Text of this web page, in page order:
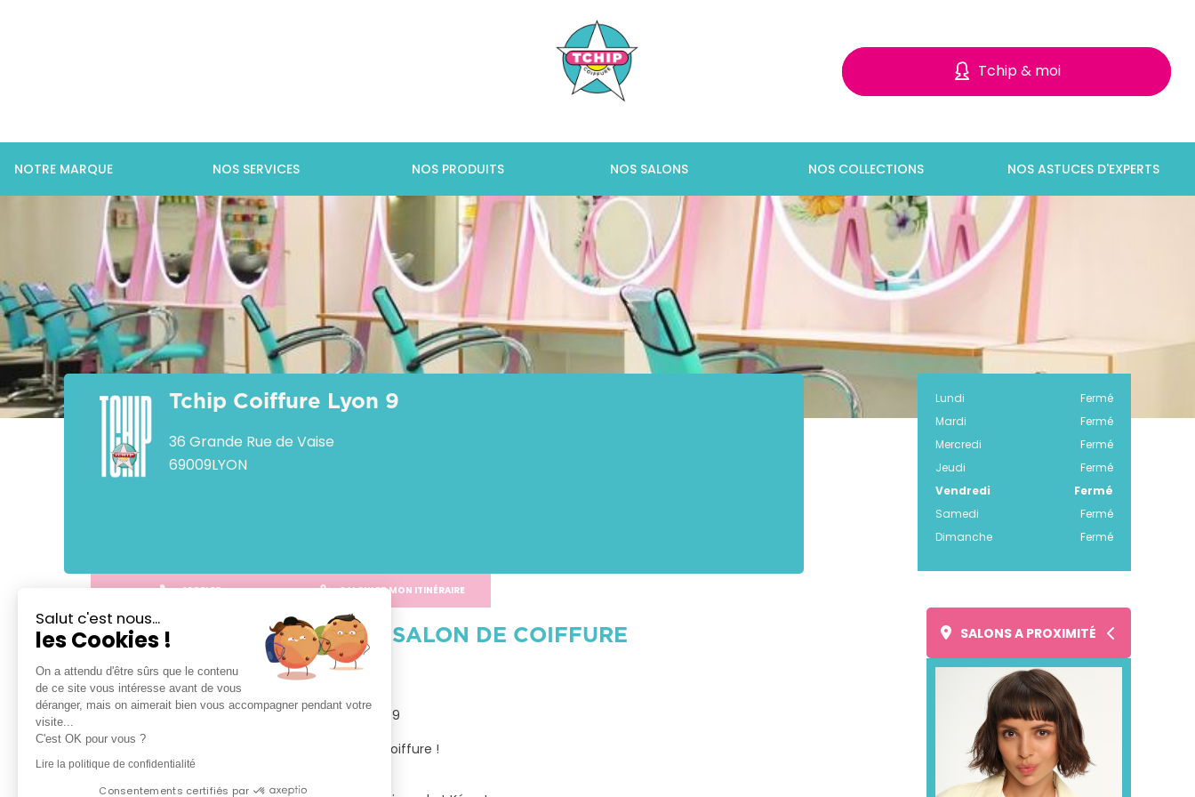
Tchip & moi
NOTRE MARQUE NOS SERVICES NOS PRODUITS NOS SALONS NOS COLLECTIONS NOS ASTUCES D'EXPERTS
Tchip Coiffure Lyon 9
36 Grande Rue de Vaise
69009LYON
APPELER CALCULER MON ITINÉRAIRE
Lundi
Fermé
Mardi
Fermé
Mercredi
Fermé
Jeudi
Fermé
Vendredi
Fermé
Samedi
Fermé
Dimanche
Fermé
VOTRE SALON DE COIFFURE
TCHIP Coiffure Lille Esquermoise
Bienvenue dans votre salon TCHIP Coiffure Lyon 9
Tchip vous propose le plaisir d’un vrai bon plan coiffure !
●Petits prix
●Forfaits tout compris
SALONS A PROXIMITÉ
Salut c'est nous...
les Cookies !
On a attendu d'être sûrs que le contenu
de ce site vous intéresse avant de vous
déranger, mais on aimerait bien vous accompagner pendant votre
visite...
C'est OK pour vous ?
Lire la politique de confidentialité
Consentements certifiés par